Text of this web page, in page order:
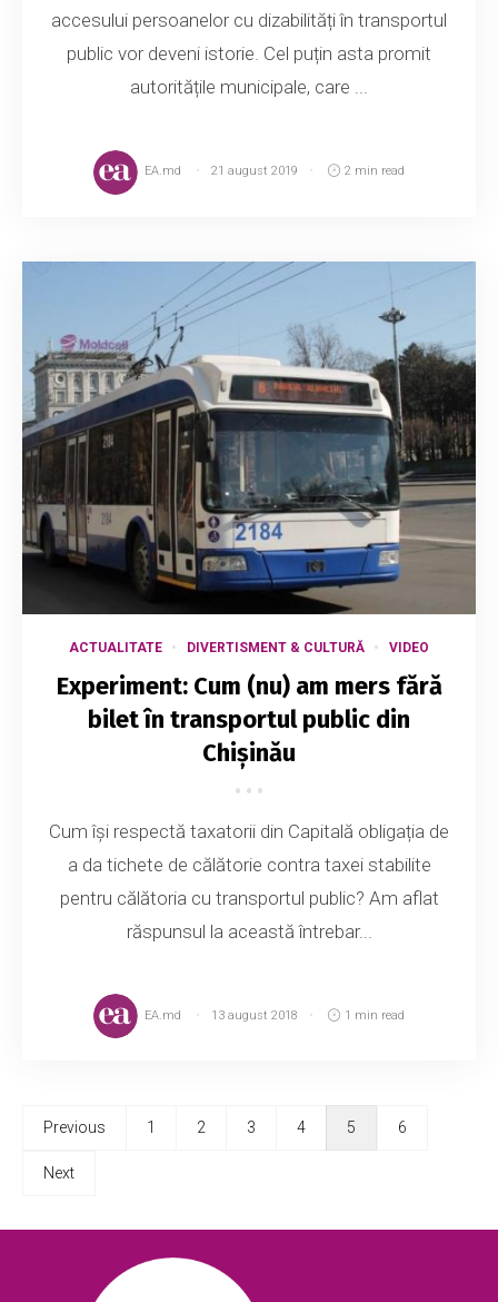
accesului persoanelor cu dizabilități în transportul
public vor deveni istorie. Cel puțin asta promit
autoritățile municipale, care ...
EA.md 21 august 2019 2 min read
ACTUALITATE DIVERTISMENT & CULTURĂ VIDEO
Experiment: Cum (nu) am mers fără
bilet în transportul public din
Chișinău
Cum își respectă taxatorii din Capitală obligația de
a da tichete de călătorie contra taxei stabilite
pentru călătoria cu transportul public? Am aflat
răspunsul la această întrebar...
EA.md 13 august 2018 1 min read
Previous 1 2 3 4 5 6
Next